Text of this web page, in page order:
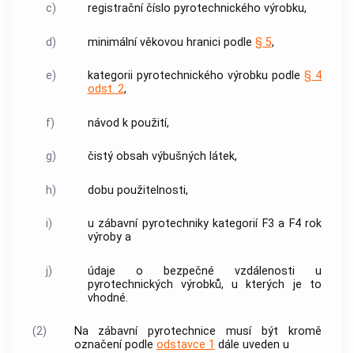
c) registrační číslo pyrotechnického výrobku,
d) minimální věkovou hranici podle § 5,
e) kategorii pyrotechnického výrobku podle § 4
odst. 2,
f) návod k použití,
g) čistý obsah výbušných látek,
h) dobu použitelnosti,
i) u zábavní pyrotechnikykategorií F3 a F4 rok
výroby a
j)
údaje o bezpečné vzdálenosti u
pyrotechnických výrobků, u kterých je to
vhodné.
(2) Na zábavní pyrotechnice musí být kromě
označení podle odstavce 1 dále uveden u